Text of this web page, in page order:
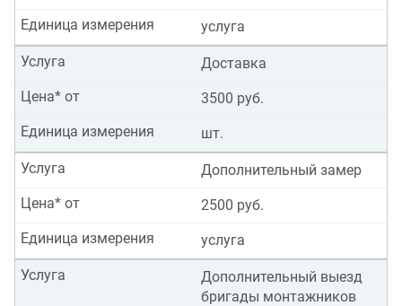
услуга
Единица измерения
Доставка
Услуга
3500 руб.
Цена* от
шт.
Единица измерения
Дополнительный замер
Услуга
2500 руб.
Цена* от
услуга
Единица измерения
Дополнительный выезд
бригады монтажников
Услуга